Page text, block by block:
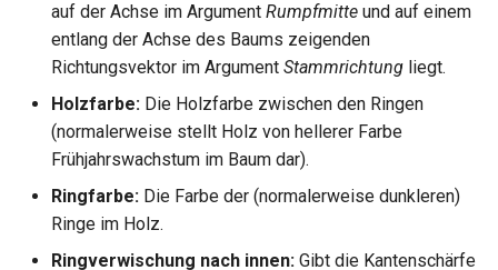
auf der Achse im Argument Rumpfmitte und auf einem
entlang der Achse des Baums zeigenden
Richtungsvektor im Argument Stammrichtung liegt.
Holzfarbe: Die Holzfarbe zwischen den Ringen
(normalerweise stellt Holz von hellerer Farbe
Frühjahrswachstum im Baum dar).
Ringfarbe: Die Farbe der (normalerweise dunkleren)
Ringe im Holz.
Ringverwischung nach innen: Gibt die Kantenschärfe